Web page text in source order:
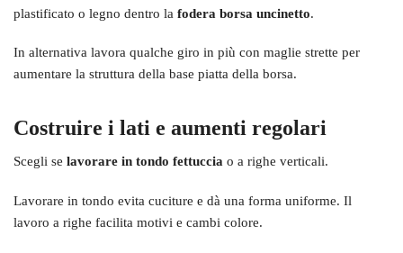
plastificato o legno dentro la fodera borsa uncinetto.
In alternativa lavora qualche giro in più con maglie strette per
aumentare la struttura della base piatta della borsa.
Costruire i lati e aumenti regolari
Scegli se lavorare in tondo fettuccia o a righe verticali.
Lavorare in tondo evita cuciture e dà una forma uniforme. Il
lavoro a righe facilita motivi e cambi colore.